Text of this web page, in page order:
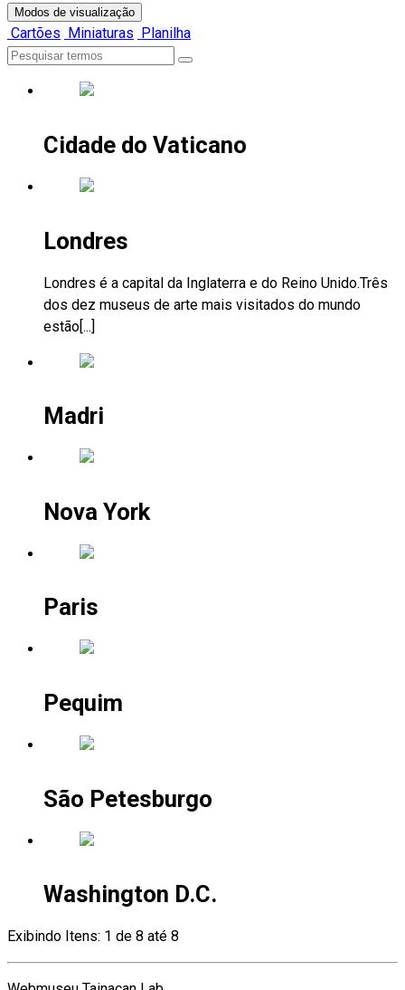
Modos de visualização
Cartões Miniaturas Planilha
Cidade do Vaticano
Londres
Londres é a capital da Inglaterra e do Reino Unido.Três
dos dez museus de arte mais visitados do mundo
estão[...]
Madri
Nova York
Paris
Pequim
São Petesburgo
Washington D.C.
Exibindo Itens: 1 de 8 até 8